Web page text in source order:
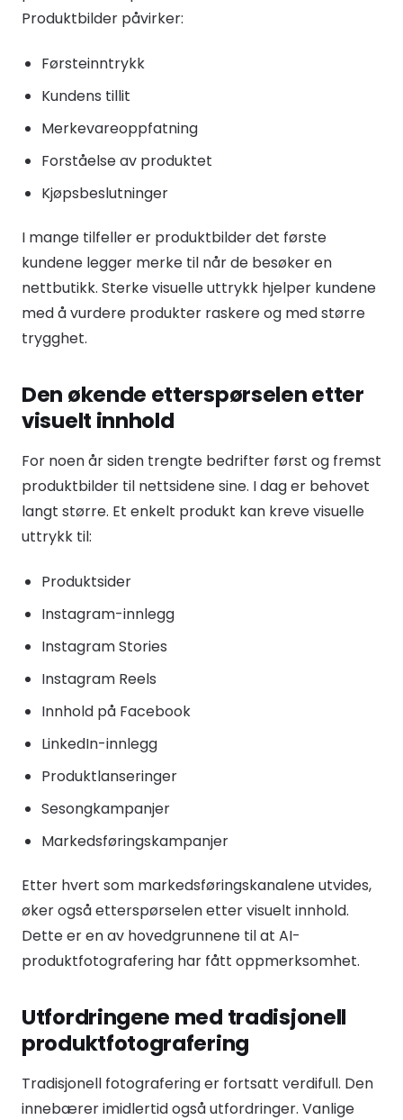
Produktbilder påvirker:
Førsteinntrykk
Kundens tillit
Merkevareoppfatning
Forståelse av produktet
Kjøpsbeslutninger
I mange tilfeller er produktbilder det første
kundene legger merke til når de besøker en
nettbutikk. Sterke visuelle uttrykk hjelper kundene
med å vurdere produkter raskere og med større
trygghet.
Den økende etterspørselen etter
visuelt innhold
For noen år siden trengte bedrifter først og fremst
produktbilder til nettsidene sine. I dag er behovet
langt større. Et enkelt produkt kan kreve visuelle
uttrykk til:
Produktsider
Instagram-innlegg
Instagram Stories
Instagram Reels
Innhold på Facebook
LinkedIn-innlegg
Produktlanseringer
Sesongkampanjer
Markedsføringskampanjer
Etter hvert som markedsføringskanalene utvides,
øker også etterspørselen etter visuelt innhold.
Dette er en av hovedgrunnene til at AI-
produktfotografering har fått oppmerksomhet.
Utfordringene med tradisjonell
produktfotografering
Tradisjonell fotografering er fortsatt verdifull. Den
innebærer imidlertid også utfordringer. Vanlige